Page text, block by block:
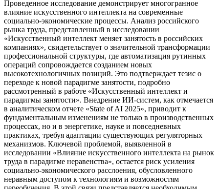
Проведенное исследование демонстрирует многогранное
влияние искусственного интеллекта на современные
социально-экономические процессы. Анализ российского
рынка труда, представленный в исследовании
«Искусственный интеллект меняет занятость в российских
компаниях», свидетельствует о значительной трансформации
профессиональной структуры, где автоматизация рутинных
операций сопровождается созданием новых
высокотехнологичных позиций. Это подтверждает тезис о
переходе к новой парадигме занятости, подробно
рассмотренный в работе «Искусственный интеллект и
парадигмы занятости». Внедрение ИИ-систем, как отмечается
в аналитическом отчете «State of AI 2025», приводит к
фундаментальным изменениям не только в производственных
процессах, но и в энергетике, науке и повседневных
практиках, требуя адаптации существующих регуляторных
механизмов. Ключевой проблемой, выявленной в
исследовании «Влияние искусственного интеллекта на рынок
труда в парадигме неравенства», остается риск усиления
социально-экономического расслоения, обусловленного
неравным доступом к технологиям и возможностям